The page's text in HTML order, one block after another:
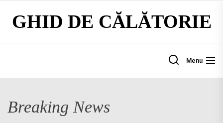
content
GHID DE CĂLĂTORIE
Menu
Breaking News